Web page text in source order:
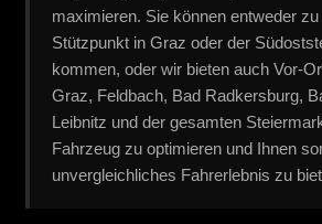
maximieren. Sie können entweder
Stützpunkt in Graz oder der
kommen, oder wir bieten auch Vor-
Graz, Feldbach, Bad Radkersburg,
Leibnitz und der gesamten
Fahrzeug zu optimieren und Ihnen
unvergleichliches Fahrerlebnis zu